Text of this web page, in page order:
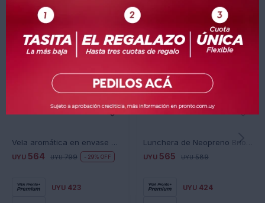
Vela aromática en envase de Coco Natural
UYU 564 UYU 799 29
UYU 423
UYU 565 UYU 589
UYU 424